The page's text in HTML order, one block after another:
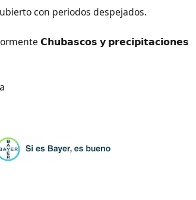
con periodos despejados.
𝗖𝗵𝘂𝗯𝗮𝘀𝗰𝗼𝘀 𝘆 𝗽𝗿𝗲𝗰𝗶𝗽𝗶𝘁𝗮𝗰𝗶𝗼𝗻𝗲𝘀